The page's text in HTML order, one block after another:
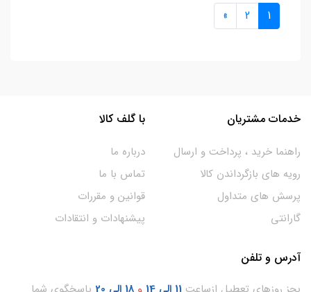
1
2
»
خدمات مشتریان
راهنما خرید ، پرداخت و ارسال
رویه های بازگرداندن کالا
پرسش های متداول
گارانتی
با گلف کالا
درباره ما
تماس با ما
قوانین و مقررات
پیشنهادات و انتقادات
آدرس و تلفن